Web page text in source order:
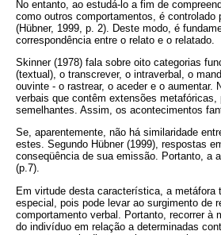
No entanto, ao estudá-lo a fim de
como outros comportamentos, é
(Hübner, 1999, p. 2). Deste modo, é
correspondência entre o relato e o relatado.
Skinner (1978) fala sobre oito categorias
(textual), o transcrever, o intraverbal, o
ouvinte - o rastrear, o aceder e o
verbais que contêm extensões
semelhantes. Assim, os acontecimentos
Se, aparentemente, não há similaridade
estes. Segundo Hübner (1999), respostas
conseqüência de sua emissão. Portanto, a
(p.7).
Em virtude desta característica, a
especial, pois pode levar ao surgimento de
comportamento verbal. Portanto, recorrer à
do indivíduo em relação a determinadas